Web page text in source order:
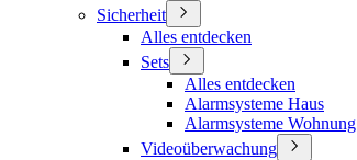
Sicherheit
Alles entdecken
Sets
Alles entdecken
Alarmsysteme Haus
Alarmsysteme Wohnung
Videoüberwachung